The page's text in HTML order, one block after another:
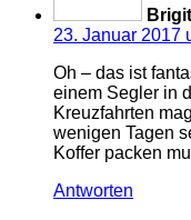
23. Januar 2017
Oh – das ist
einem Segler in
Kreuzfahrten
wenigen Tagen
Koffer packen
Antworten